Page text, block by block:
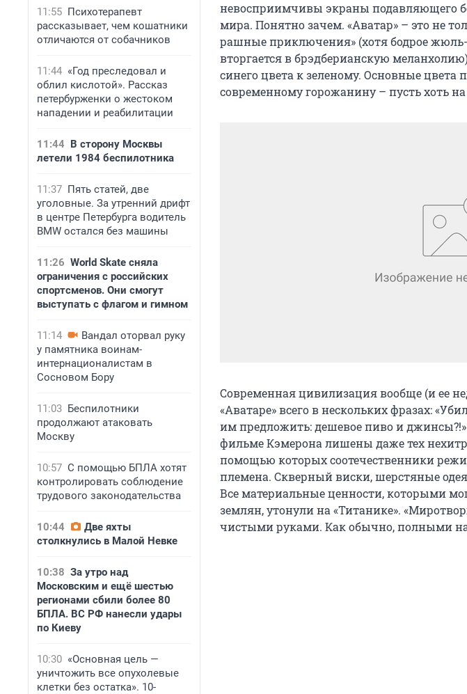
11:55 Психотерапевт
рассказывает, чем кошатники
отличаются от собачников
11:44 «Год преследовал и
облил кислотой». Рассказ
петербурженки о жестоком
нападении и реабилитации
11:44 В сторону Москвы
летели 1984 беспилотника
11:37 Пять статей, две
уголовные. За утренний дрифт
в центре Петербурга водитель
BMW остался без машины
11:26 World Skate сняла
ограничения с российских
спортсменов. Они смогут
выступать с флагом и гимном
11:14
Вандал оторвал руку
у памятника воинам-
интернационалистам в
Сосновом Бору
11:03 Беспилотники
продолжают атаковать
Москву
10:57 С помощью БПЛА хотят
контролировать соблюдение
трудового законодательства
10:44
Две яхты
столкнулись в Малой Невке
10:38 За утро над
Московским и ещё шестью
регионами сбили более 80
БПЛА. ВС РФ нанесли удары
по Киеву
10:30 «Основная цель —
уничтожить все опухолевые
клетки без остатка». 10-
невосприимчивы экраны подавляющего
мира. Понятно зачем. «Аватар» – это не
рашные приключения» (хотя бодрое
вторгается в брэдберианскую
синего цвета к зеленому. Основные
современному горожанину – пусть хоть
Современная цивилизация вообще (и ее
«Аватаре» всего в нескольких фразах:
им предложить: дешевое пиво и
фильме Кэмерона лишены даже тех
помощью которых соотечественники
племена. Скверный виски, шерстяные
Все материальные ценности, которыми
землян, утонули на «Титанике».
чистыми руками. Как обычно, полными